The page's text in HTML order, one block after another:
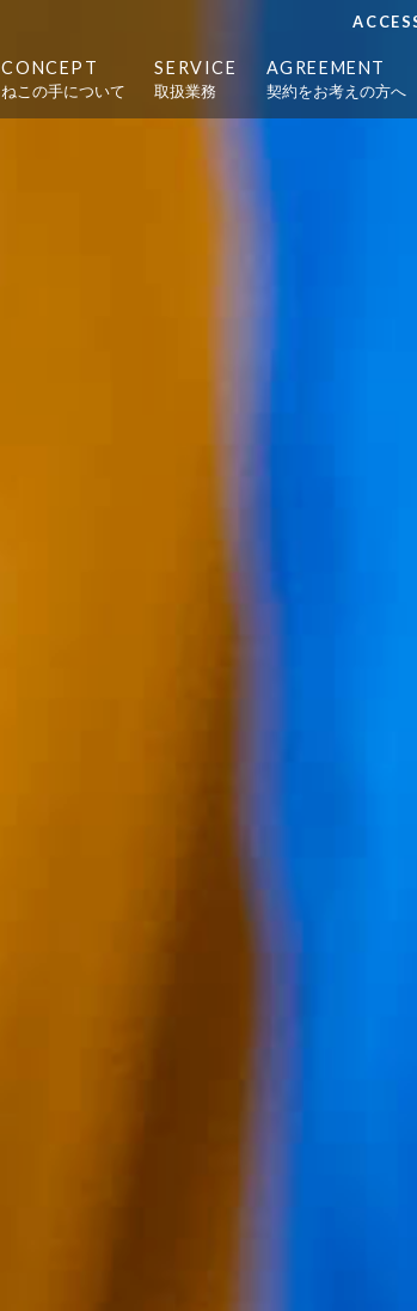
CONCEPT
ねこの手について
SERVICE
取扱業務
AGREEMENT
契約をお考えの方へ